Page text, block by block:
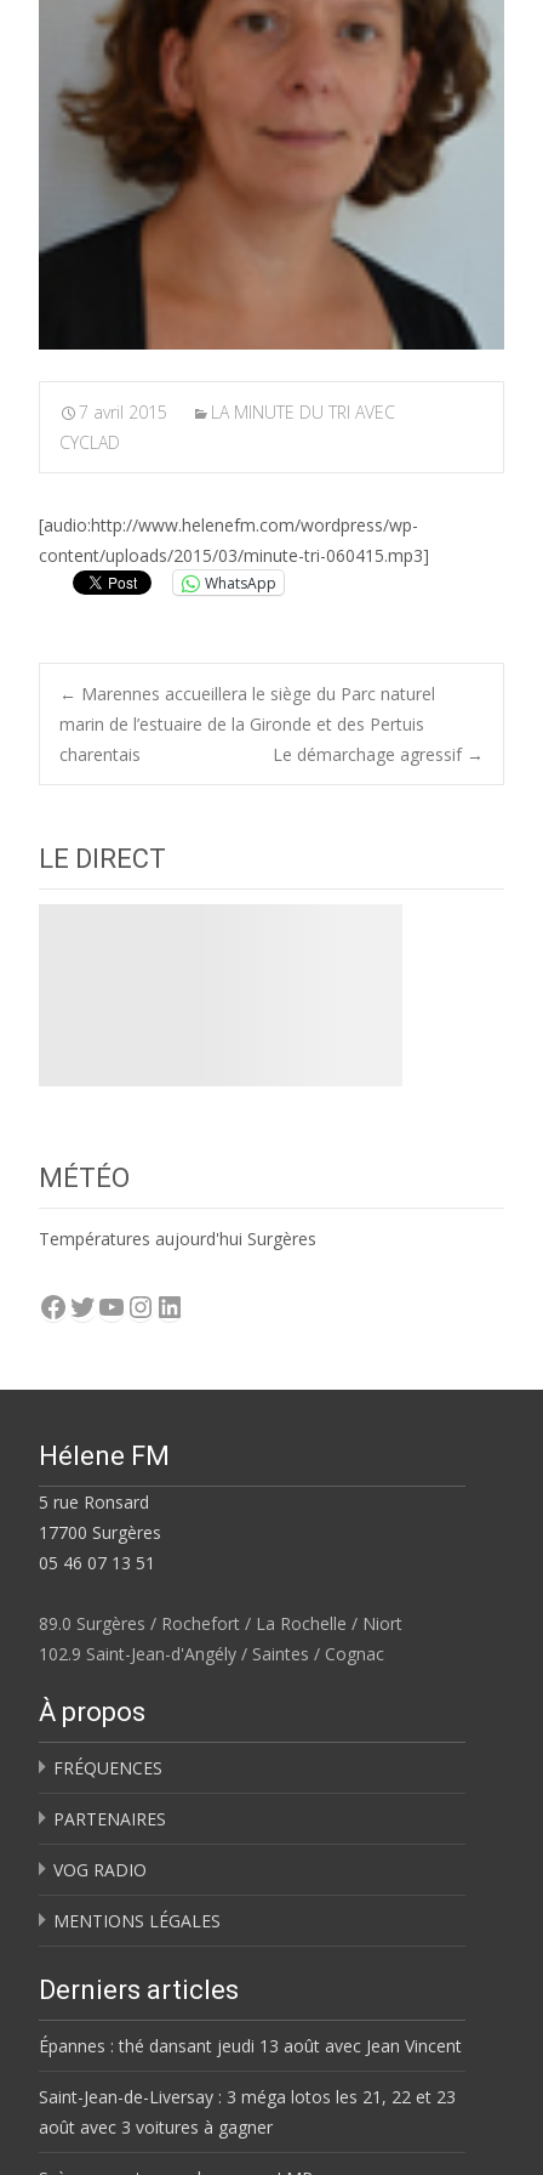
7 avril 2015
LA MINUTE DU TRI AVEC
CYCLAD
[audio:http://www.helenefm.com/wordpress/wp-
content/uploads/2015/03/minute-tri-060415.mp3]
WhatsApp
Post
navigation
← Marennes accueillera le siège du Parc naturel
marin de l’estuaire de la Gironde et des Pertuis
charentais
Le démarchage agressif →
LE DIRECT
MÉTÉO
Températures aujourd'hui Surgères
Facebook
Twitter
YouTube
Instagram
LinkedIn
Hélene FM
5 rue Ronsard
17700 Surgères
05 46 07 13 51
89.0 Surgères / Rochefort / La Rochelle / Niort
102.9 Saint-Jean-d'Angély / Saintes / Cognac
À propos
FRÉQUENCES
PARTENAIRES
VOG RADIO
MENTIONS LÉGALES
Derniers articles
Épannes : thé dansant jeudi 13 août avec Jean Vincent
Saint-Jean-de-Liversay : 3 méga lotos les 21, 22 et 23
août avec 3 voitures à gagner